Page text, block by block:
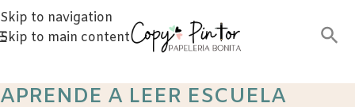
Skip to navigation
Skip to main content
APRENDE A LEER ESCUELA